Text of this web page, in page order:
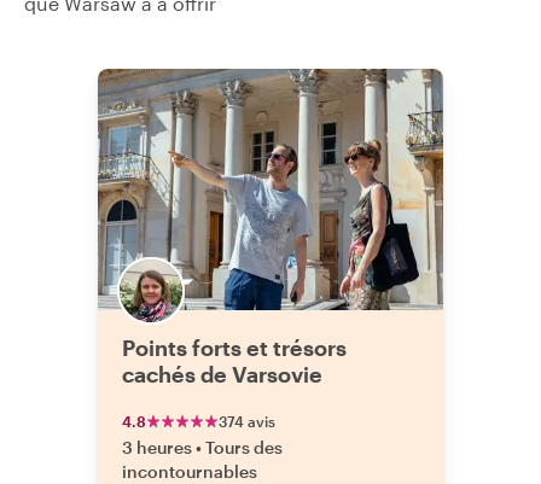
Points forts et trésors
cachés de Varsovie
4.8 374 avis
3 heures•Tours des
incontournables